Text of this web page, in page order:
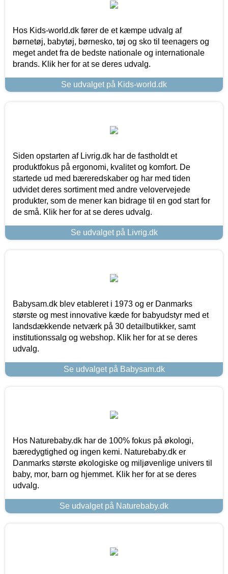
Hos Kids-world.dk fører de et kæmpe udvalg af
børnetøj, babytøj, børnesko, tøj og sko til teenagers og
meget andet fra de bedste nationale og internationale
brands. Klik her for at se deres udvalg.
Se udvalget på Kids-world.dk
Siden opstarten af Livrig.dk har de fastholdt et
produktfokus på ergonomi, kvalitet og komfort. De
startede ud med bæreredskaber og har med tiden
udvidet deres sortiment med andre velovervejede
produkter, som de mener kan bidrage til en god start for
de små. Klik her for at se deres udvalg.
Se udvalget på Livrig.dk
Babysam.dk blev etableret i 1973 og er Danmarks
største og mest innovative kæde for babyudstyr med et
landsdækkende netværk på 30 detailbutikker, samt
institutionssalg og webshop. Klik her for at se deres
udvalg.
Se udvalget på Babysam.dk
Hos Naturebaby.dk har de 100% fokus på økologi,
bæredygtighed og ingen kemi. Naturebaby.dk er
Danmarks største økologiske og miljøvenlige univers til
baby, mor, barn og hjemmet. Klik her for at se deres
udvalg.
Se udvalget på Naturebaby.dk